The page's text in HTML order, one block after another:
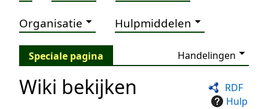
Organisatie Hulpmiddelen
Speciale pagina Handelingen
RDF
Hulp
Wiki bekijken